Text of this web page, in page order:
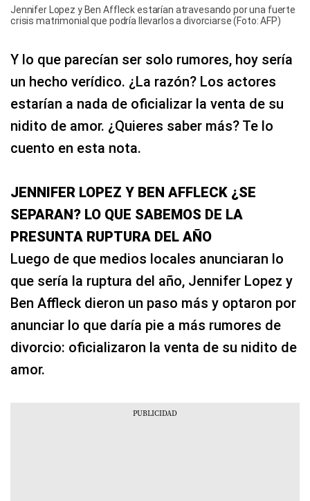
Jennifer Lopez y Ben Affleck estarían atravesando por una fuerte
crisis matrimonial que podría llevarlos a divorciarse (Foto: AFP)
Y lo que parecían ser solo rumores, hoy sería
un hecho verídico. ¿La razón? Los actores
estarían a nada de oficializar la venta de su
nidito de amor. ¿Quieres saber más? Te lo
cuento en esta nota.
JENNIFER LOPEZ Y BEN AFFLECK ¿SE
SEPARAN? LO QUE SABEMOS DE LA
PRESUNTA RUPTURA DEL AÑO
Luego de que medios locales anunciaran lo
que sería la ruptura del año, Jennifer Lopez y
Ben Affleck dieron un paso más y optaron por
anunciar lo que daría pie a más rumores de
divorcio: oficializaron la venta de su nidito de
amor.